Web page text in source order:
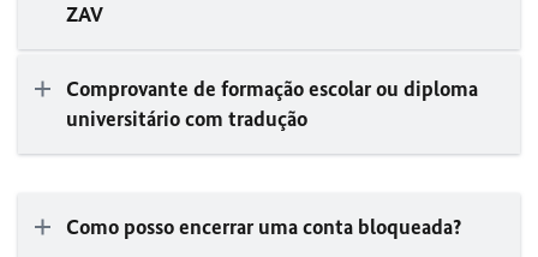
ZAV
Comprovante de formação escolar ou diploma
universitário com tradução
Como posso encerrar uma conta bloqueada?